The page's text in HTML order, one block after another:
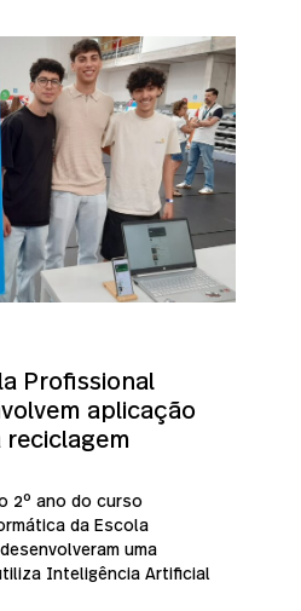
Profissional
aplicação
2º ano do curso
da Escola
uma
Inteligência Artificial